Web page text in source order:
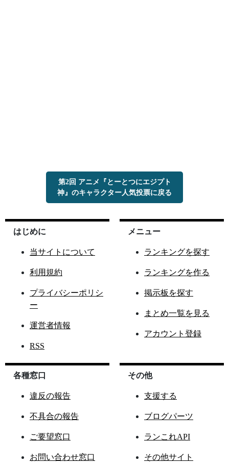
第2回 アニメ『とーとつにエジプト
神』のキャラクター人気投票に戻る
はじめに
当サイトについて
利用規約
プライバシーポリシ
ー
運営者情報
RSS
メニュー
ランキングを探す
ランキングを作る
掲示板を探す
まとめ一覧を見る
アカウント登録
各種窓口
違反の報告
不具合の報告
ご要望窓口
お問い合わせ窓口
その他
支援する
ブログパーツ
ランこれAPI
その他サイト